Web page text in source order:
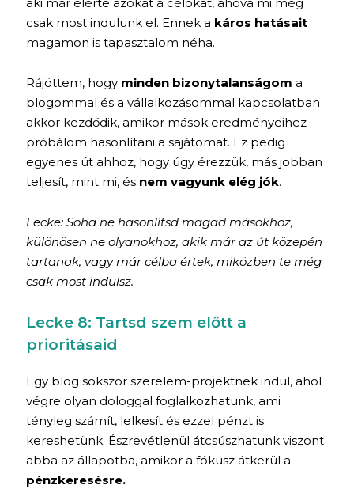
aki már elérte azokat a célokat, ahova mi még
csak most indulunk el. Ennek a káros hatásait
magamon is tapasztalom néha.
Rájöttem, hogy minden bizonytalanságom a
blogommal és a vállalkozásommal kapcsolatban
akkor kezdődik, amikor mások eredményeihez
próbálom hasonlítani a sajátomat. Ez pedig
egyenes út ahhoz, hogy úgy érezzük, más jobban
teljesít, mint mi, és nem vagyunk elég jók.
Lecke: Soha ne hasonlítsd magad másokhoz,
különösen ne olyanokhoz, akik már az út közepén
tartanak, vagy már célba értek, miközben te még
csak most indulsz.
Lecke 8: Tartsd szem előtt a
prioritásaid
Egy blog sokszor szerelem-projektnek indul, ahol
végre olyan dologgal foglalkozhatunk, ami
tényleg számít, lelkesít és ezzel pénzt is
kereshetünk. Észrevétlenül átcsúszhatunk viszont
abba az állapotba, amikor a fókusz átkerül a
pénzkeresésre.